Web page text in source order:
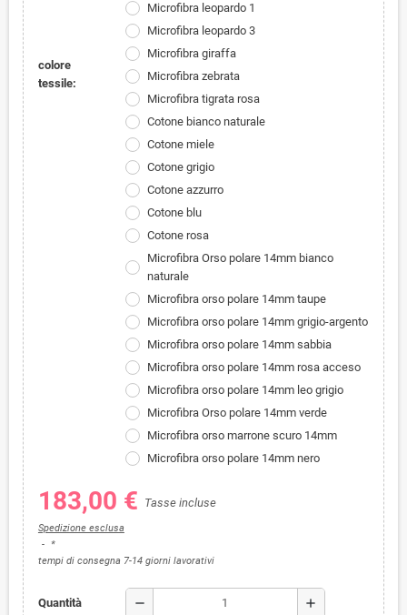
colore
tessile:
Microfibra leopardo 1
Microfibra leopardo 3
Microfibra giraffa
Microfibra zebrata
Microfibra tigrata rosa
Cotone bianco naturale
Cotone miele
Cotone grigio
Cotone azzurro
Cotone blu
Cotone rosa
Microfibra Orso polare 14mm bianco
naturale
Microfibra orso polare 14mm taupe
Microfibra orso polare 14mm grigio-argento
Microfibra orso polare 14mm sabbia
Microfibra orso polare 14mm rosa acceso
Microfibra orso polare 14mm leo grigio
Microfibra Orso polare 14mm verde
Microfibra orso marrone scuro 14mm
Microfibra orso polare 14mm nero
183,00 € Tasse incluse
Spedizione esclusa
*
tempi di consegna 7-14 giorni lavorativi
Quantità remove add